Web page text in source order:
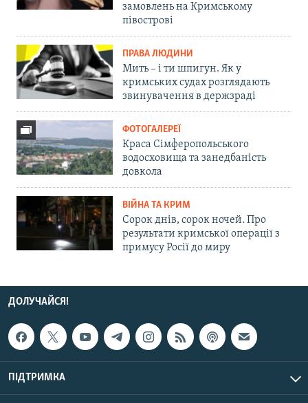
замовлень на Кримському
півострові
ПРАВА ЛЮДИНИ
Мить – і ти шпигун. Як у
кримських судах розглядають
звинувачення в держзраді
ФОТОГАЛЕРЕЇ
Краса Сімферопольського
водосховища та занедбаність
довкола
ВІЙНА ТА КРИМ
Сорок днів, сорок ночей. Про
результати кримської операції з
примусу Росії до миру
ДОЛУЧАЙСЯ!
ПІДТРИМКА